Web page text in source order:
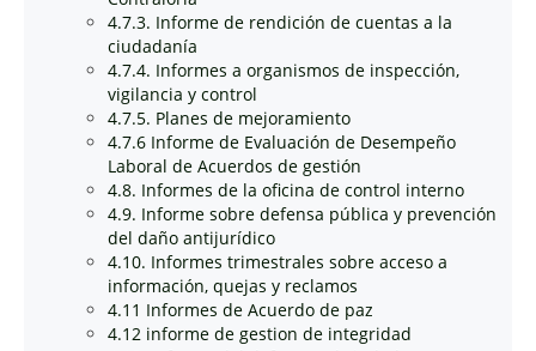
4.7.3. Informe de rendición de cuentas a la
ciudadanía
4.7.4. Informes a organismos de inspección,
vigilancia y control
4.7.5. Planes de mejoramiento
4.7.6 Informe de Evaluación de Desempeño
Laboral de Acuerdos de gestión
4.8. Informes de la oficina de control interno
4.9. Informe sobre defensa pública y prevención
del daño antijurídico
4.10. Informes trimestrales sobre acceso a
información, quejas y reclamos
4.11 Informes de Acuerdo de paz
4.12 informe de gestion de integridad